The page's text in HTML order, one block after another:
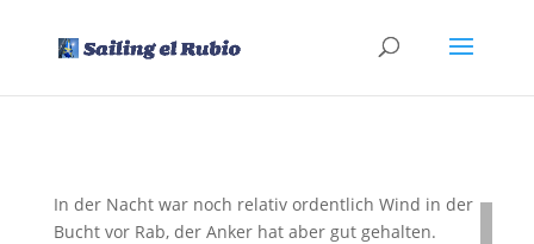
In der Nacht war noch relativ ordentlich Wind in der
Bucht vor Rab, der Anker hat aber gut gehalten.